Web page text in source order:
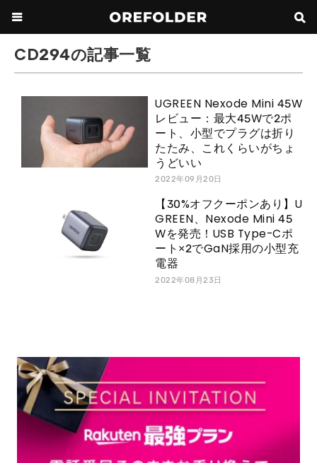
CD294の記事一覧
UGREEN Nexode Mini 45W
レビュー：最大45Wで2ポ
ート、小型でプラグは折り
たたみ、これくらいがちょ
うどいい
2022年09月20日
【30%オフクーポンあり】U
GREEN、Nexode Mini 45
Wを発売！USB Type-Cポ
ート×2でGaN採用の小型充
電器
2022年08月23日